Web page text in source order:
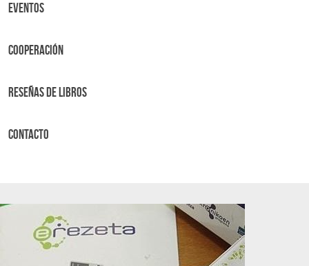
Eventos
Cooperación
Reseñas de libros
Contacto